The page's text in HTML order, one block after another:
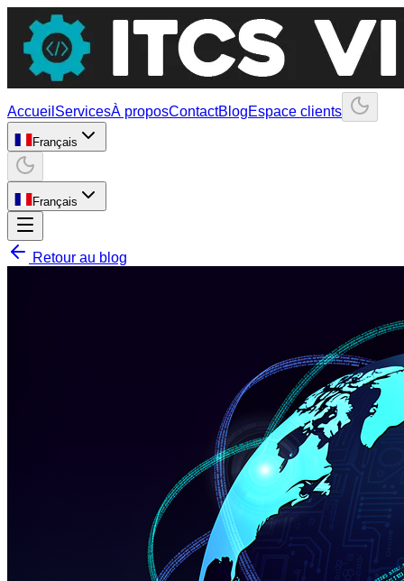
Accueil ServicesÀ proposContactBlogEspace clients
Français
Français
Retour au blog